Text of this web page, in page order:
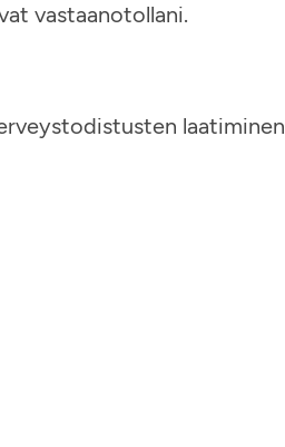
vastaanotollani.
laatiminen